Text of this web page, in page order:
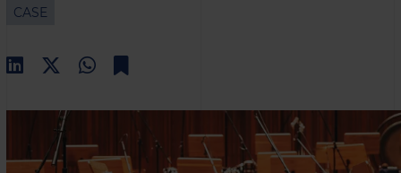
CASE